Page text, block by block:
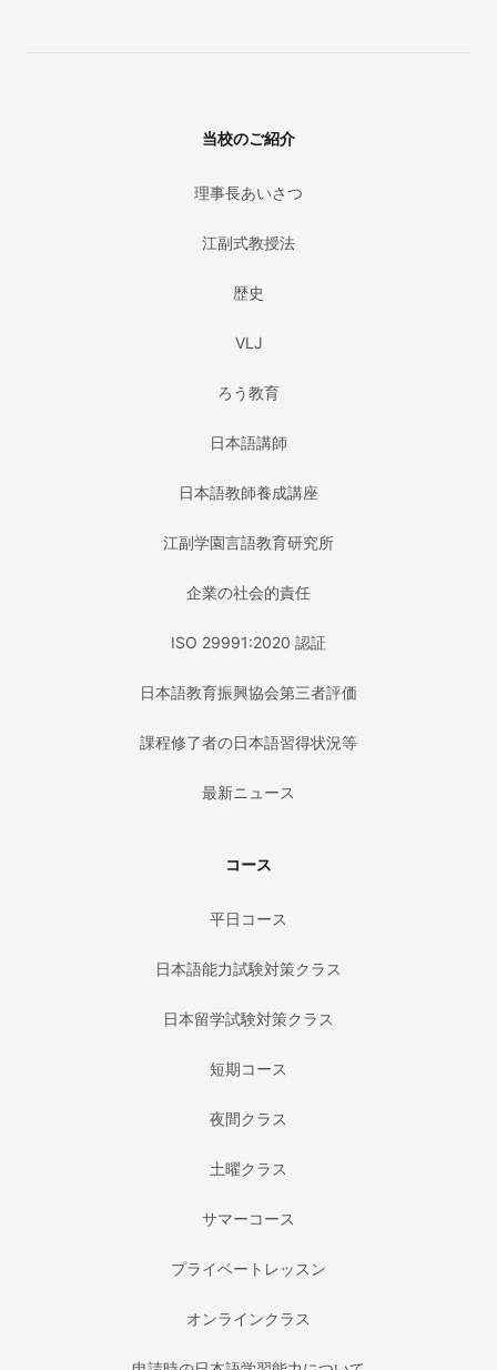
当校のご紹介
理事長あいさつ
江副式教授法
歴史
VLJ
ろう教育
日本語講師
日本語教師養成講座
江副学園言語教育研究所
企業の社会的責任
ISO 29991:2020 認証
日本語教育振興協会第三者評価
課程修了者の日本語習得状況等
最新ニュース
コース
平日コース
日本語能力試験対策クラス
日本留学試験対策クラス
短期コース
夜間クラス
土曜クラス
サマーコース
プライベートレッスン
オンラインクラス